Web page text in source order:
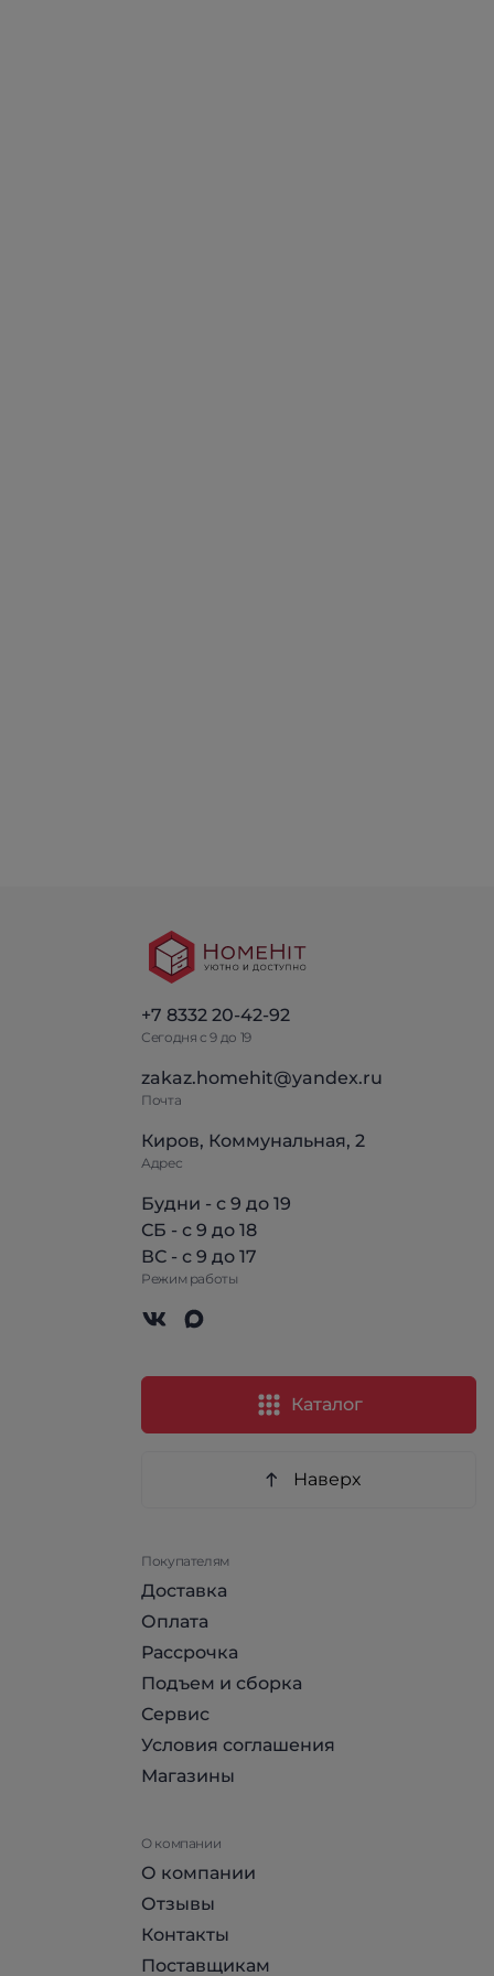
+7 8332 20-42-92
Сегодня с 9 до 19
zakaz.homehit@yandex.ru
Почта
Киров, Коммунальная, 2
Адрес
Будни - с 9 до 19
СБ - с 9 до 18
ВС - с 9 до 17
Режим работы
Каталог
Наверх
Покупателям
Доставка
Оплата
Рассрочка
Подъем и сборка
Сервис
Условия соглашения
Магазины
О компании
О компании
Отзывы
Контакты
Поставщикам